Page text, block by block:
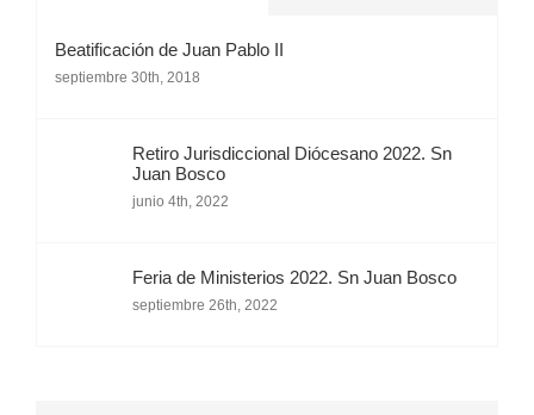
Beatificación de Juan Pablo II
septiembre 30th, 2018
Retiro Jurisdiccional Diócesano 2022. Sn
Juan Bosco
junio 4th, 2022
Feria de Ministerios 2022. Sn Juan Bosco
septiembre 26th, 2022